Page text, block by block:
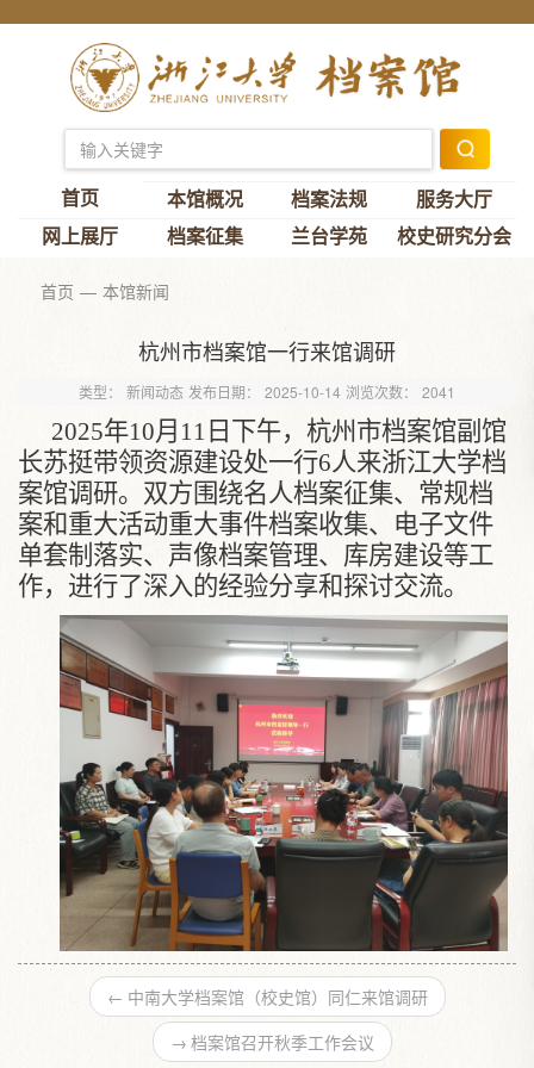
首页 本馆概况 档案法规
服务大厅
网上展厅
档案征集 兰台学苑 校史研究分会
首页 本馆新闻
杭州市档案馆一行来馆调研
类型： 新闻动态 发布日期： 2025-10-14 浏览次数： 2041
2025年10月 11 日下午，杭州市档案馆副馆
长苏挺带领资源建设处一行6人来浙江大学档
案馆调研。双方围绕名人档案征集、常规档
案和重大活动重大事件档案收集、电子文件
单套制落实、声像档案管理、库房建设等工
作，进行了深入的经验分享和探讨交流。
← 中南大学档案馆（校史馆）同仁来馆调研
→ 档案馆召开秋季工作会议